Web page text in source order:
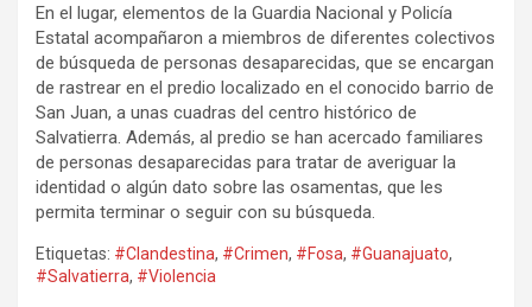
En el lugar, elementos de la Guardia Nacional y Policía
Estatal acompañaron a miembros de diferentes colectivos
de búsqueda de personas desaparecidas, que se encargan
de rastrear en el predio localizado en el conocido barrio de
San Juan, a unas cuadras del centro histórico de
Salvatierra. Además, al predio se han acercado familiares
de personas desaparecidas para tratar de averiguar la
identidad o algún dato sobre las osamentas, que les
permita terminar o seguir con su búsqueda.
Etiquetas: #Clandestina, #Crimen, #Fosa, #Guanajuato,
#Salvatierra, #Violencia